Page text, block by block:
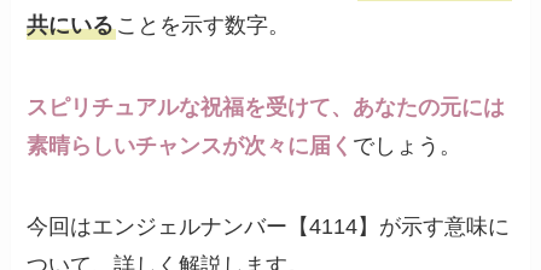
共にいることを示す数字。
スピリチュアルな祝福を受けて、あなたの元には
素晴らしいチャンスが次々に届く でしょう。
今回はエンジェルナンバー【4114】が示す意味に